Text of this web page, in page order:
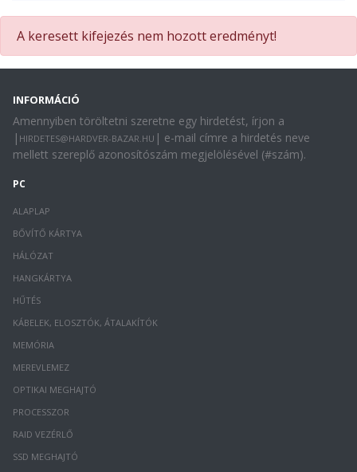
A keresett kifejezés nem hozott eredményt!
INFORMÁCIÓ
Amennyiben töröltetni szeretne egy hirdetést, írjon a
| HIRDETES@HARDVER-BAZAR.HU | e-mail címre a hirdetés neve
mellett szereplő azonosítószám megjelölésével (#szám).
PC
ALAPLAP
BŐVÍTŐ KÁRTYA
HÁLÓZAT
HANGKÁRTYA
HŰTÉS
KÁBELEK, ELOSZTÓK, ÁTALAKÍTÓK
MEMÓRIA
MEREVLEMEZ
OPTIKAI MEGHAJTÓ
PROCESSZOR
RAID VEZÉRLŐ
SSD MEGHAJTÓ